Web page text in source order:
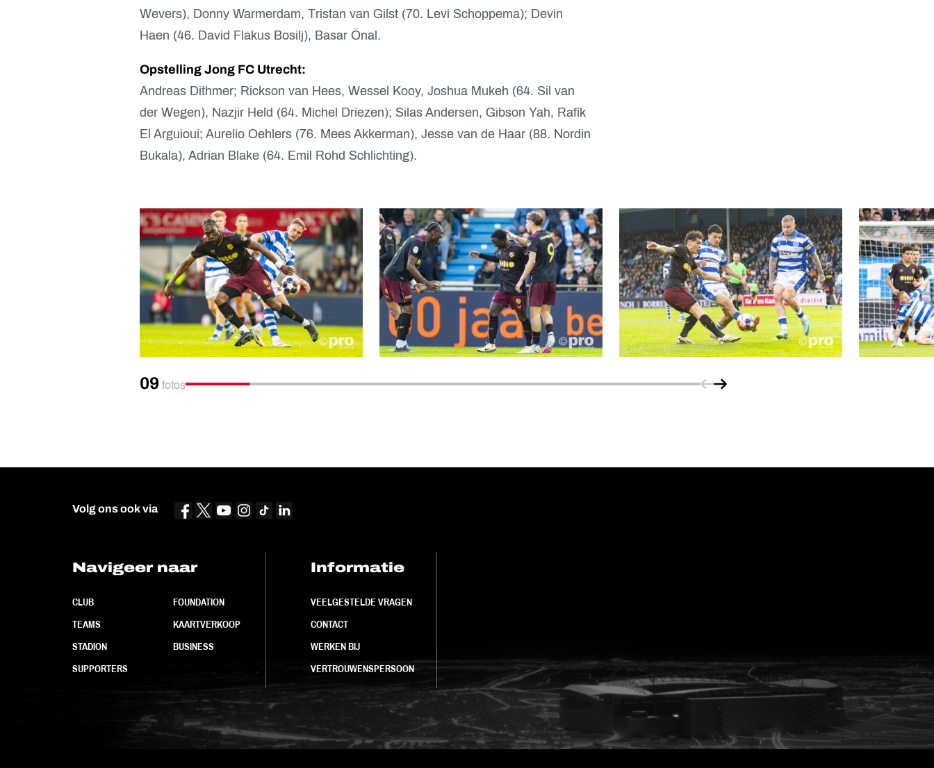
Wevers), Donny Warmerdam, Tristan van Gilst (70. Levi Schoppema); Devin
Haen (46. David Flakus Bosilj), Basar Önal.
Opstelling Jong FC Utrecht:
Andreas Dithmer; Rickson van Hees, Wessel Kooy, Joshua Mukeh (64. Sil van
der Wegen), Nazjir Held (64. Michel Driezen); Silas Andersen, Gibson Yah, Rafik
El Arguioui; Aurelio Oehlers (76. Mees Akkerman), Jesse van de Haar (88. Nordin
Bukala), Adrian Blake (64. Emil Rohd Schlichting).
09fotos
Volg ons ook via
Navigeer naar
CLUB
TEAMS
STADION
SUPPORTERS
FOUNDATION
KAARTVERKOOP
BUSINESS
Informatie
VEELGESTELDE VRAGEN
CONTACT
WERKEN BIJ
VERTROUWENSPERSOON